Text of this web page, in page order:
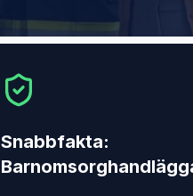
Snabbfakta: